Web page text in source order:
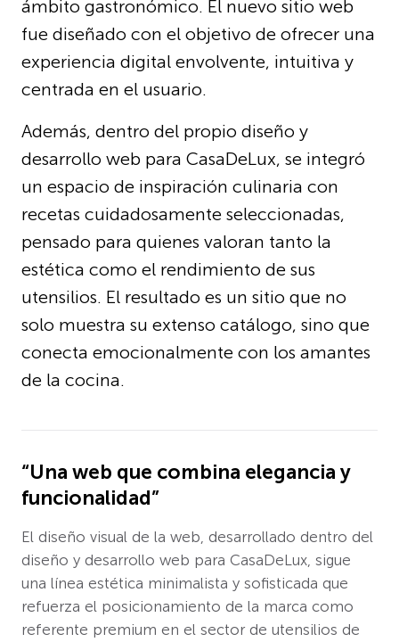
ámbito gastronómico. El nuevo sitio web
fue diseñado con el objetivo de ofrecer una
experiencia digital envolvente, intuitiva y
centrada en el usuario.
Además, dentro del propio diseño y
desarrollo web para CasaDeLux, se integró
un espacio de inspiración culinaria con
recetas cuidadosamente seleccionadas,
pensado para quienes valoran tanto la
estética como el rendimiento de sus
utensilios. El resultado es un sitio que no
solo muestra su extenso catálogo, sino que
conecta emocionalmente con los amantes
de la cocina.
“Una web que combina elegancia y
funcionalidad”
El diseño visual de la web, desarrollado dentro del
diseño y desarrollo web para CasaDeLux, sigue
una línea estética minimalista y sofisticada que
refuerza el posicionamiento de la marca como
referente premium en el sector de utensilios de